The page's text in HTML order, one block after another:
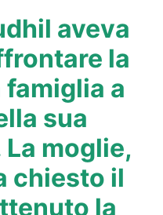
aveva
la
a
sua
moglie,
chiesto il
la